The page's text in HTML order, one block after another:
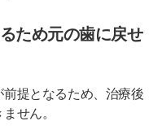
ため元の歯に戻せ
提となるため、治療後
せん。